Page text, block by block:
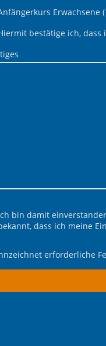
Erwachsene
bestätige ich,
bin damit
dass ich meine
erforderliche